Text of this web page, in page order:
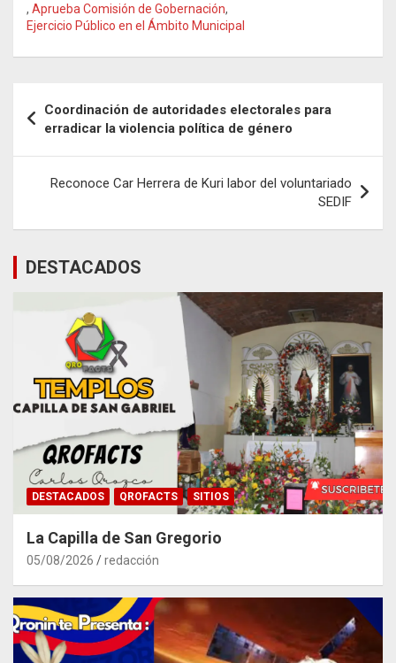
, Aprueba Comisión de Gobernación,
Ejercicio Público en el Ámbito Municipal
de
entradas
Coordinación de autoridades electorales para
erradicar la violencia política de género
Reconoce Car Herrera de Kuri labor del voluntariado
SEDIF
DESTACADOS
DESTACADOS QROFACTS SITIOS
La Capilla de San Gregorio
05/08/2026 redacción